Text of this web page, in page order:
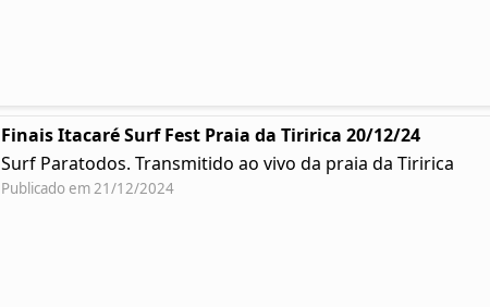
Finais Itacaré Surf Fest Praia da Tiririca 20/12/24
Surf Paratodos. Transmitido ao vivo da praia da Tiririca
Publicado em 21/12/2024